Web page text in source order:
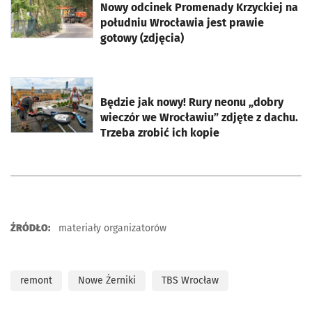
Nowy odcinek Promenady Krzyckiej na
południu Wrocławia jest prawie
gotowy (zdjęcia)
Będzie jak nowy! Rury neonu „dobry
wieczór we Wrocławiu” zdjęte z dachu.
Trzeba zrobić ich kopie
otworzy się w nowej karcie
ŹRÓDŁO: materiały organizatorów
remont Nowe Żerniki TBS Wrocław